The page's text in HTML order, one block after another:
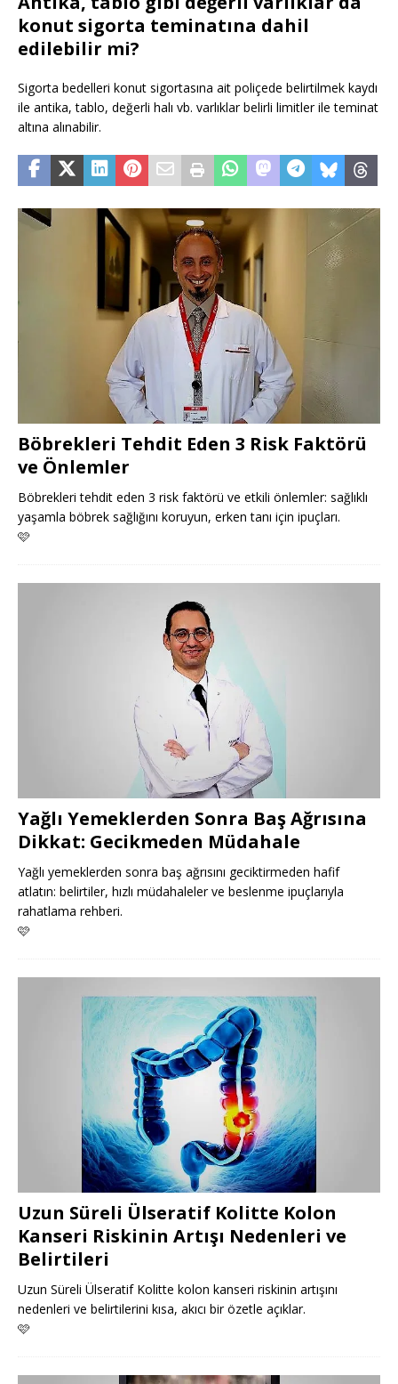
konut sigorta teminatına dahil
edilebilir mi?
Sigorta bedelleri konut sigortasına ait poliçede belirtilmek kaydı
ile antika, tablo, değerli halı vb. varlıklar belirli limitler ile teminat
altına alınabilir.
Böbrekleri Tehdit Eden 3 Risk Faktörü
ve Önlemler
Böbrekleri tehdit eden 3 risk faktörü ve etkili önlemler: sağlıklı
yaşamla böbrek sağlığını koruyun, erken tanı için ipuçları.
🩷
Yağlı Yemeklerden Sonra Baş Ağrısına
Dikkat: Gecikmeden Müdahale
Yağlı yemeklerden sonra baş ağrısını geciktirmeden hafif
atlatın: belirtiler, hızlı müdahaleler ve beslenme ipuçlarıyla
rahatlama rehberi.
🩷
Uzun Süreli Ülseratif Kolitte Kolon
Kanseri Riskinin Artışı Nedenleri ve
Belirtileri
Uzun Süreli Ülseratif Kolitte kolon kanseri riskinin artışını
nedenleri ve belirtilerini kısa, akıcı bir özetle açıklar.
🩷